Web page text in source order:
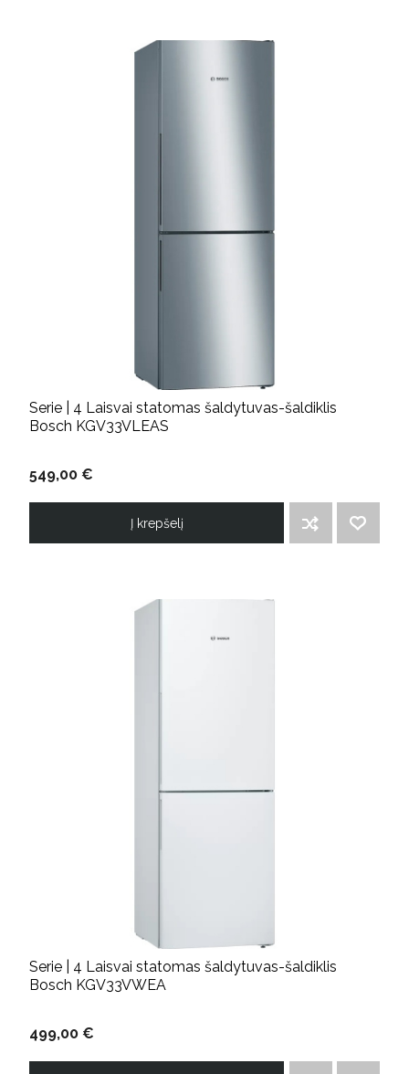
Serie | 4 Laisvai statomas šaldytuvas-šaldiklis
Bosch KGV33VLEAS
549,00 €
Į krepšelį
Serie | 4 Laisvai statomas šaldytuvas-šaldiklis
Bosch KGV33VWEA
499,00 €